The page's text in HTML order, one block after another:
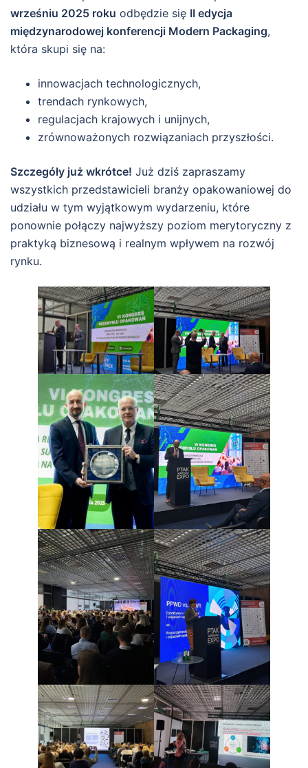
wrześniu 2025 roku odbędzie się II edycja
międzynarodowej konferencji Modern Packaging,
która skupi się na:
innowacjach technologicznych,
trendach rynkowych,
regulacjach krajowych i unijnych,
zrównoważonych rozwiązaniach przyszłości.
Szczegóły już wkrótce! Już dziś zapraszamy
wszystkich przedstawicieli branży opakowaniowej do
udziału w tym wyjątkowym wydarzeniu, które
ponownie połączy najwyższy poziom merytoryczny z
praktyką biznesową i realnym wpływem na rozwój
rynku.